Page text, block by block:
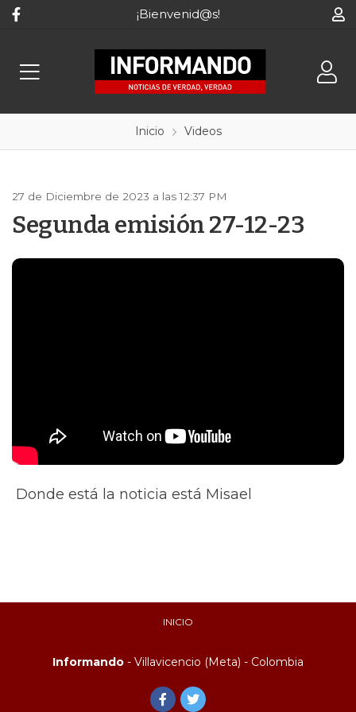
¡Bienvenid@s!
Inicio Videos
27 de Diciembre de 2023 a las 12:37 PM
Segunda emisión 27-12-23
Donde está la noticia está Misael
INICIO
Informando - Villavicencio (Meta) - Colombia